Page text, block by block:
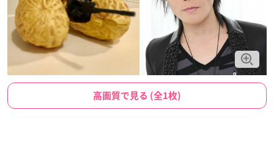
高画質で見る (全1枚)